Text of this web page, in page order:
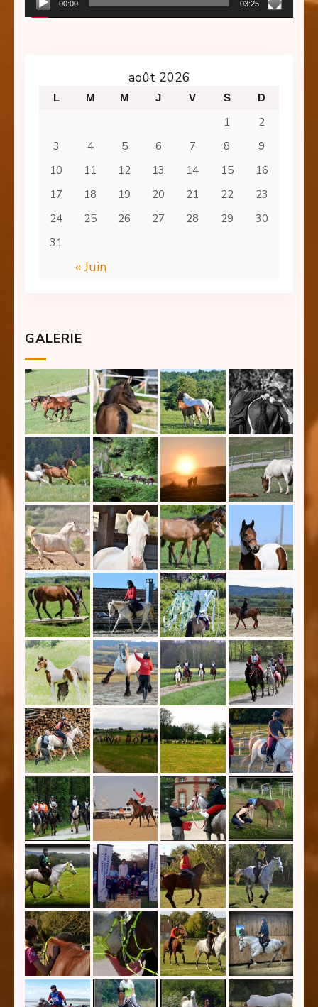
00:00 03:25
août 2026
L M M J V S D
1
2
3
4 5 6 7 8
9
10
11 12 13 14 15
16
17
18 19 20 21 22
23
24
25 26 27 28 29
30
31
« Juin
GALERIE